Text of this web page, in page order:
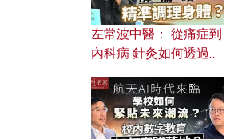
左常波中醫： 從痛症到
內科病 針灸如何透過解